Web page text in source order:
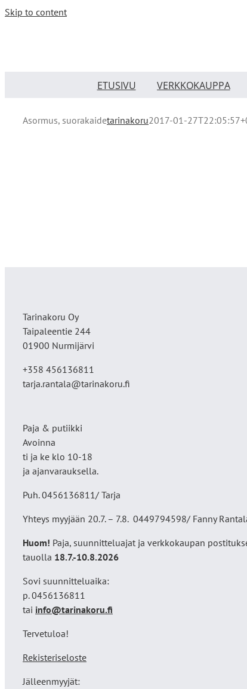
Skip to content
ETUSIVU VERKKOKAUPPA
Asormus, suorakaidetarinakoru2017-01-
Tarinakoru Oy
Taipaleentie 244
01900 Nurmijärvi
+358 456136811
tarja.rantala@tarinakoru.fi
Paja & putiikki
Avoinna
ti ja ke klo 10-18
ja ajanvarauksella.
Puh. 0456136811/ Tarja
Yhteys myyjään 20.7. – 7.8. 0449794598/ Fanny
Huom! Paja, suunnitteluajat ja verkkokaupan
tauolla 18.7.-10.8.2026
Sovi suunnitteluaika:
p. 0456136811
tai info@tarinakoru.fi
Tervetuloa!
Rekisteriseloste
Jälleenmyyjät: